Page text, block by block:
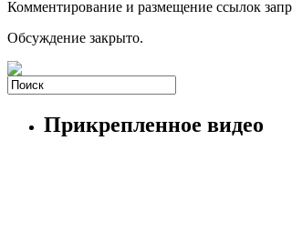
Комментирование и размещение ссылок
Обсуждение закрыто.
Прикрепленное видео